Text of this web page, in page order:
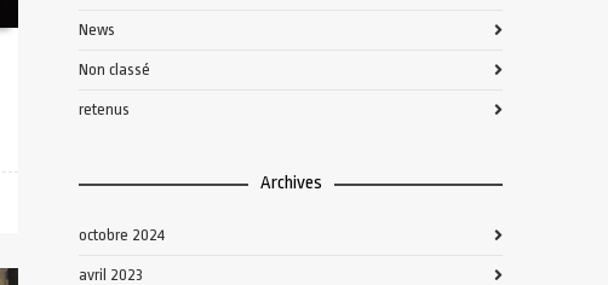
News
Non classé
retenus
Archives
octobre 2024
avril 2023